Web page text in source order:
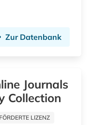
Zur Datenbank
Journals
Collection
LIZENZ